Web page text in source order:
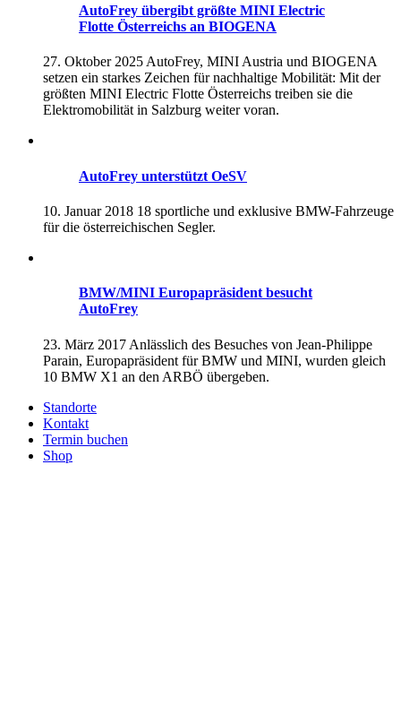
AutoFrey übergibt größte MINI Electric
Flotte Österreichs an BIOGENA
27. Oktober 2025AutoFrey, MINI Austria und BIOGENA
setzen ein starkes Zeichen für nachhaltige Mobilität: Mit der
größten MINI Electric Flotte Österreichs treiben sie die
Elektromobilität in Salzburg weiter voran.
AutoFrey unterstützt OeSV
10. Januar 2018 18 sportliche und exklusive BMW-Fahrzeuge
für die österreichischen Segler.
BMW/MINI Europapräsident besucht
AutoFrey
23. März 2017 Anlässlich des Besuches von Jean-Philippe
Parain, Europapräsident für BMW und MINI, wurden gleich
10 BMW X1 an den ARBÖ übergeben.
Standorte
Kontakt
Termin buchen
Shop